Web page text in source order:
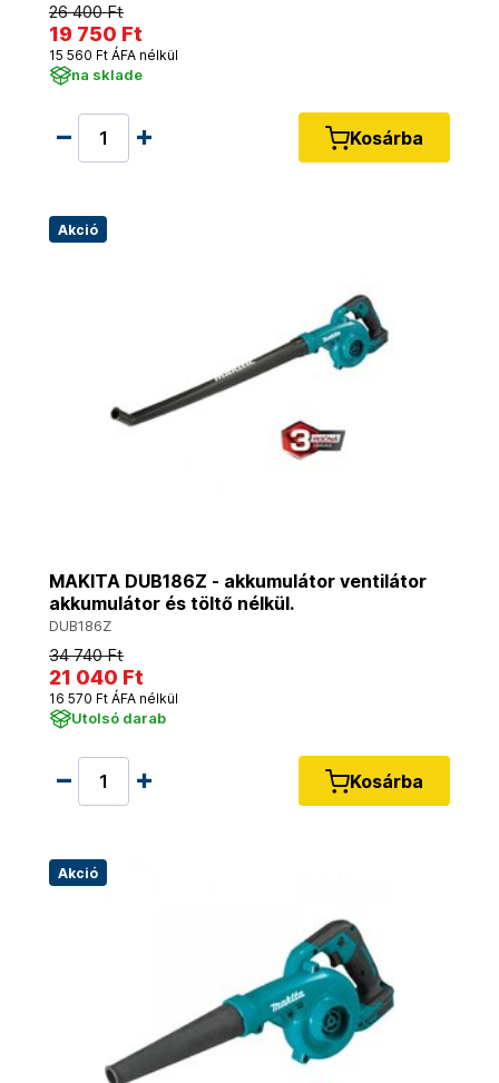
26 400 Ft
19 750 Ft
15 560 Ft ÁFA nélkül
na sklade
Kosárba
Akció
MAKITA DUB186Z - akkumulátor ventilátor
akkumulátor és töltő nélkül.
DUB186Z
34 740 Ft
21 040 Ft
16 570 Ft ÁFA nélkül
Utolsó darab
Kosárba
Akció